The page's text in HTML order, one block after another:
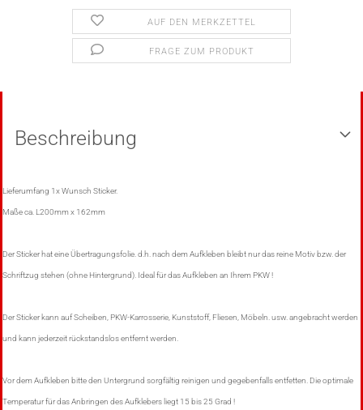
AUF DEN MERKZETTEL
FRAGE ZUM PRODUKT
Beschreibung
Lieferumfang 1x Wunsch Sticker.
Maße ca. L200mm x 162mm
Der Sticker hat eine Übertragungsfolie. d.h. nach dem Aufkleben bleibt nur das reine Motiv bzw. der
Schriftzug stehen (ohne Hintergrund). Ideal für das Aufkleben an Ihrem PKW !
Der Sticker kann auf Scheiben, PKW-Karrosserie, Kunststoff, Fliesen, Möbeln. usw. angebracht werden
und kann jederzeit rückstandslos entfernt werden.
Vor dem Aufkleben bitte den Untergrund sorgfältig reinigen und gegebenfalls entfetten. Die optimale
Temperatur für das Anbringen des Aufklebers liegt 15 bis 25 Grad !